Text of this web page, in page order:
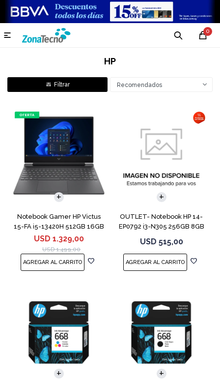
0

HP
Recomendados
Notebook Gamer HP Victus
15-FA i5-13420H 512GB 16GB
RTX 4050
USD 1.329,00
USD 1.499,00
COMPARAR
OUTLET- Notebook HP 14-
EP0792 i3-N305 256GB 8GB
USD 515,00
COMPARAR